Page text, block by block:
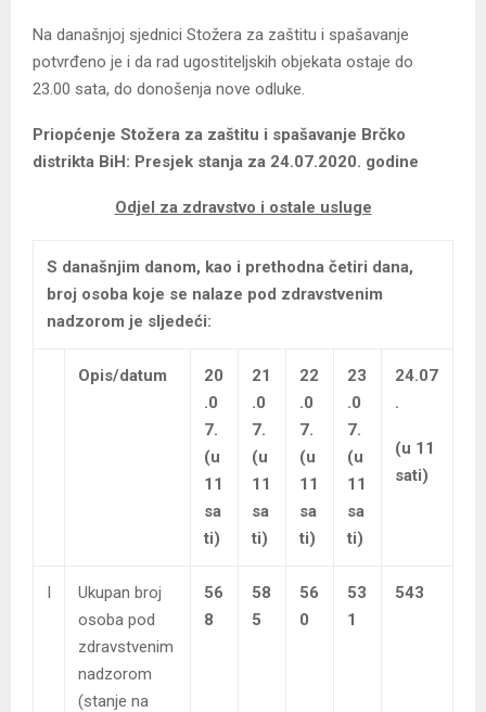
Na današnjoj sjednici Stožera za zaštitu i spašavanje
potvrđeno je i da rad ugostiteljskih objekata ostaje do
23.00 sata, do donošenja nove odluke.
Priopćenje Stožera za zaštitu i spašavanje Brčko
distrikta BiH: Presjek stanja za 24.07.2020. godine
Odjel za zdravstvo i ostale usluge
S današnjim danom, kao i prethodna četiri dana,
broj osoba koje se nalaze pod zdravstvenim
nadzorom je sljedeći:
Opis/datum
20
.0
7.
(u
11
sa
ti)
21
.0
7.
(u
11
sa
ti)
22
.0
7.
(u
11
sa
ti)
23
.0
7.
(u
11
sa
ti)
24.07
.
(u 11
sati)
I
Ukupan broj
osoba pod
zdravstvenim
nadzorom
(stanje na
56
8
58
5
56
0
53
1
543